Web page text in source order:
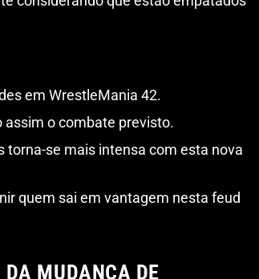
em WrestleMania 42.
assim o combate previsto.
torna-se mais intensa com esta nova
quem sai em vantagem nesta feud
DA MUDANÇA DE